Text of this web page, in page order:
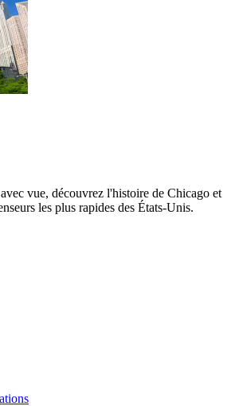
vue, découvrez l'histoire de Chicago et
les plus rapides des États-Unis.